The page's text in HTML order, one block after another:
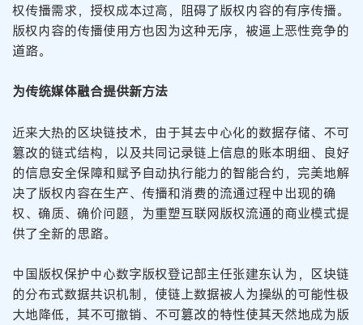
权传播需求，授权成本过高，阻碍了版权内容的有序传播。
版权内容的传播使用方也因为这种无序，被逼上恶性竞争的
道路。
为传统媒体融合提供新方法
近来大热的区块链技术，由于其去中心化的数据存储、不可
篡改的链式结构，以及共同记录链上信息的账本明细、良好
的信息安全保障和赋予自动执行能力的智能合约，完美地解
决了版权内容在生产、传播和消费的流通过程中出现的确
权、确质、确价问题，为重塑互联网版权流通的商业模式提
供了全新的思路。
中国版权保护中心数字版权登记部主任张建东认为，区块链
的分布式数据共识机制，使链上数据被人为操纵的可能性极
大地降低，其不可撤销、不可篡改的特性使其天然地成为版